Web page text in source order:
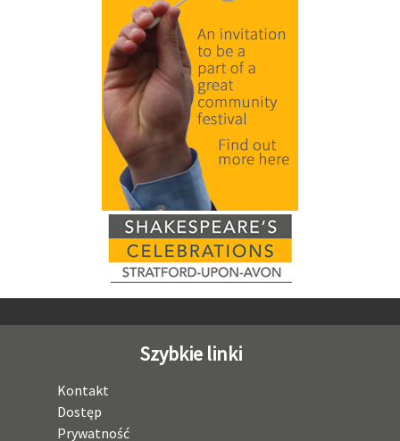
Szybkie linki
Kontakt
Dostęp
Prywatność